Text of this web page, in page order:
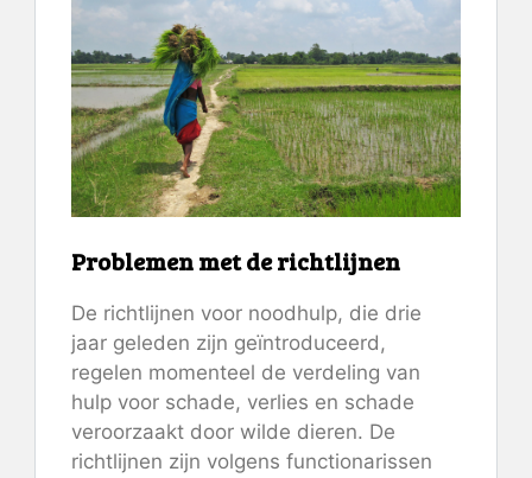
Problemen met de richtlijnen
De richtlijnen voor noodhulp, die drie
jaar geleden zijn geïntroduceerd,
regelen momenteel de verdeling van
hulp voor schade, verlies en schade
veroorzaakt door wilde dieren. De
richtlijnen zijn volgens functionarissen